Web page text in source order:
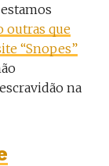
outras que
“Snopes”
na